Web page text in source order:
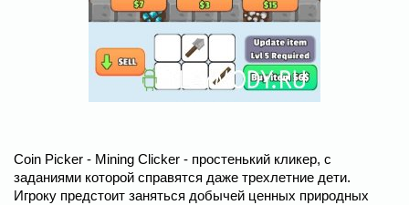
Coin Picker - Mining Clicker - простенький кликер, с
заданиями которой справятся даже трехлетние дети.
Игроку предстоит заняться добычей ценных природных